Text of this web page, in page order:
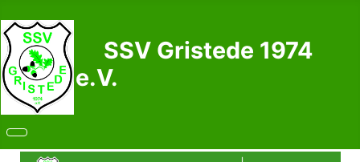
SSV Gristede 1974
e.V.